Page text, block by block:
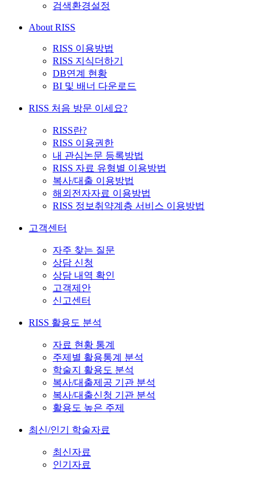
검색환경설정
About RISS
RISS 이용방법
RISS 지식더하기
DB연계 현황
BI 및 배너 다운로드
RISS 처음 방문 이세요?
RISS란?
RISS 이용권한
내 관심논문 등록방법
RISS 자료 유형별 이용방법
복사/대출 이용방법
해외전자자료 이용방법
RISS 정보취약계층 서비스 이용방법
고객센터
자주 찾는 질문
상담 신청
상담 내역 확인
고객제안
신고센터
RISS 활용도 분석
자료 현황 통계
주제별 활용통계 분석
학술지 활용도 분석
복사/대출제공 기관 분석
복사/대출신청 기관 분석
활용도 높은 주제
최신/인기 학술자료
최신자료
인기자료